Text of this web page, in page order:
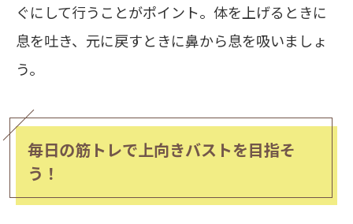
ぐにして行うことがポイント。体を上げるときに
息を吐き、元に戻すときに鼻から息を吸いましょ
う。
毎日の筋トレで上向きバストを目指そ
う！